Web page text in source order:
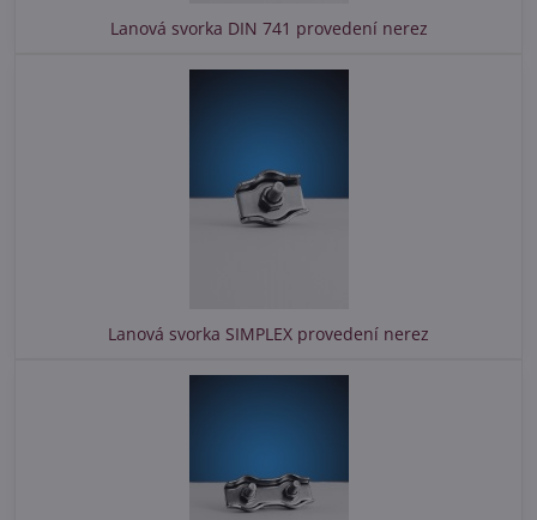
Lanová svorka DIN 741 provedení nerez
Lanová svorka SIMPLEX provedení nerez